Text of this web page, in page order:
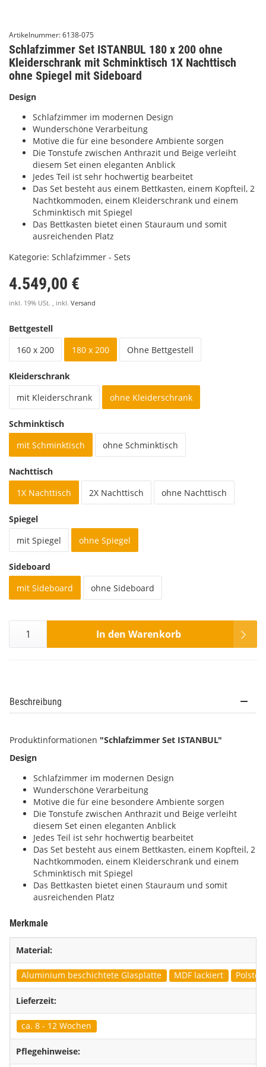
Artikelnummer:6138-075
Schlafzimmer Set ISTANBUL 180 x 200 ohne
Kleiderschrank mit Schminktisch 1X Nachttisch
ohne Spiegel mit Sideboard
Design
Schlafzimmer im modernen Design
Wunderschöne Verarbeitung
Motive die für eine besondere Ambiente sorgen
Die Tonstufe zwischen Anthrazit und Beige verleiht
diesem Set einen eleganten Anblick
Jedes Teil ist sehr hochwertig bearbeitet
Das Set besteht aus einem Bettkasten, einem Kopfteil, 2
Nachtkommoden, einem Kleiderschrank und einem
Schminktisch mit Spiegel
Das Bettkasten bietet einen Stauraum und somit
ausreichenden Platz
Kategorie: Schlafzimmer - Sets
4.549,00 €
inkl. 19% USt. , inkl. Versand
Bettgestell
160 x 200
180 x 200 Ohne Bettgestell
Kleiderschrank
mit Kleiderschrank
ohne Kleiderschrank
Schminktisch
mit Schminktisch
ohne Schminktisch
Nachttisch
1X Nachttisch
2X Nachttisch ohne Nachttisch
Spiegel
mit Spiegel
ohne Spiegel
Sideboard
mit Sideboard
ohne Sideboard
In den Warenkorb
Beschreibung
Produktinformationen "Schlafzimmer Set ISTANBUL"
Design
Schlafzimmer im modernen Design
Wunderschöne Verarbeitung
Motive die für eine besondere Ambiente sorgen
Die Tonstufe zwischen Anthrazit und Beige verleiht
diesem Set einen eleganten Anblick
Jedes Teil ist sehr hochwertig bearbeitet
Das Set besteht aus einem Bettkasten, einem Kopfteil, 2
Nachtkommoden, einem Kleiderschrank und einem
Schminktisch mit Spiegel
Das Bettkasten bietet einen Stauraum und somit
ausreichenden Platz
Merkmale
Material:
Aluminium beschichtete Glasplatte MDF lackiert Polster
Lieferzeit:
ca. 8 - 12 Wochen
Pflegehinweise: